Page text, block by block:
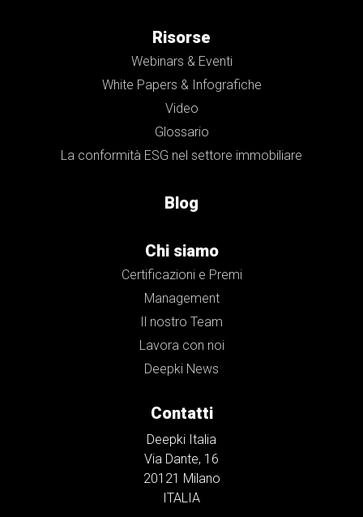
Risorse
Webinars & Eventi
White Papers & Infografiche
Video
Glossario
La conformità ESG nel settore immobiliare
Blog
Chi siamo
Certificazioni e Premi
Management
Il nostro Team
Lavora con noi
Deepki News
Contatti
Deepki Italia
Via Dante, 16
20121 Milano
ITALIA